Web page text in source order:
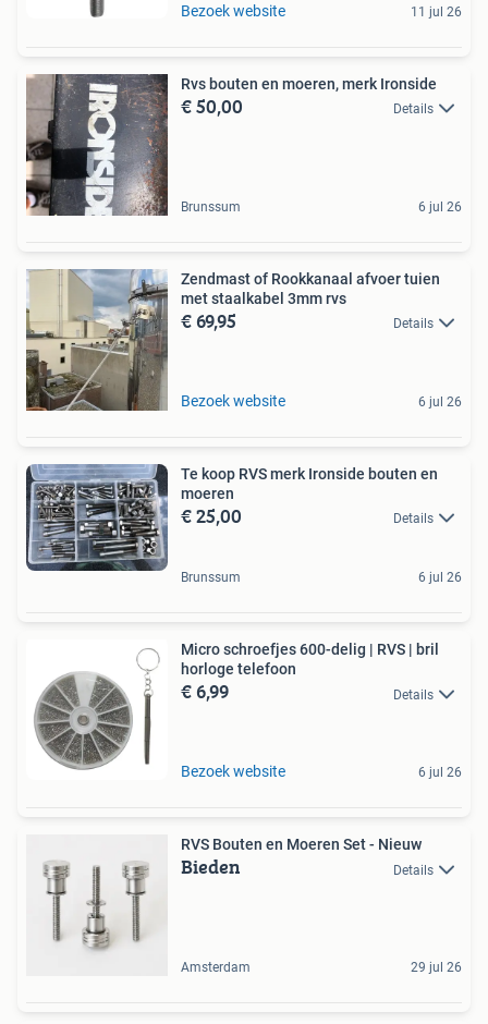
Bezoek website 11 jul 26
Rvs bouten en moeren, merk Ironside
€ 50,00 Details
Brunssum 6 jul 26
Zendmast of Rookkanaal afvoer tuien
met staalkabel 3mm rvs
€ 69,95 Details
Bezoek website 6 jul 26
Te koop RVS merk Ironside bouten en
moeren
€ 25,00 Details
Brunssum 6 jul 26
Micro schroefjes 600-delig | RVS | bril
horloge telefoon
€ 6,99 Details
Bezoek website 6 jul 26
RVS Bouten en Moeren Set - Nieuw
Bieden Details
Amsterdam 29 jul 26